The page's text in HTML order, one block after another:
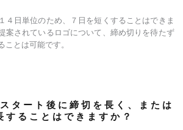
４日単位のため、７日を短くすることはできま
案されているロゴについて、締め切りを待たず
とは可能です。
タート後に締切を長く、または
することはできますか？